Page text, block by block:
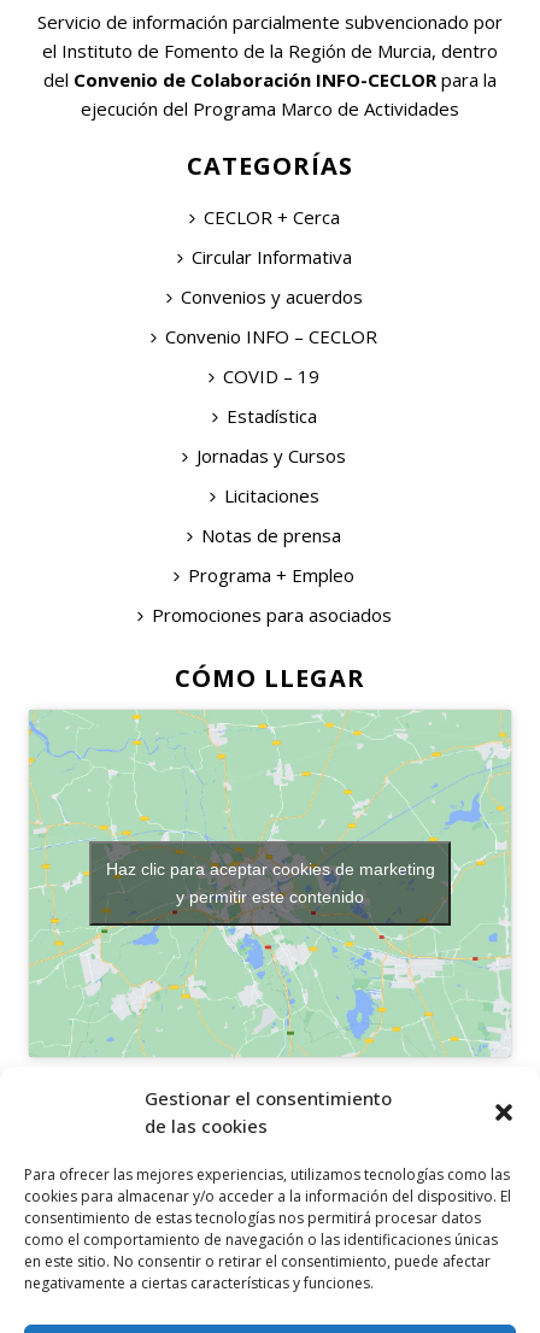
Gestionar el consentimiento
de las cookies
Para ofrecer las mejores experiencias, utilizamos tecnologías como las
cookies para almacenar y/o acceder a la información del dispositivo. El
consentimiento de estas tecnologías nos permitirá procesar datos
como el comportamiento de navegación o las identificaciones únicas
en este sitio. No consentir o retirar el consentimiento, puede afectar
negativamente a ciertas características y funciones.
Servicio de información parcialmente subvencionado por
el Instituto de Fomento de la Región de Murcia, dentro
del Convenio de Colaboración INFO-CECLOR para la
ejecución del Programa Marco de Actividades
CATEGORÍAS
CECLOR + Cerca
Circular Informativa
Convenios y acuerdos
Convenio INFO – CECLOR
COVID – 19
Estadística
Jornadas y Cursos
Licitaciones
Notas de prensa
Programa + Empleo
Promociones para asociados
CÓMO LLEGAR
Haz clic para aceptar cookies de marketing
y permitir este contenido
OTROS ENLACES
Política de cookies
Aviso legal
Canal ético
SÍGUENOS EN